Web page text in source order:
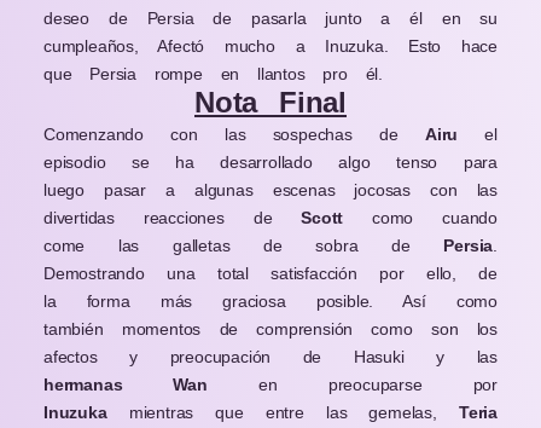
deseo de Persia de pasarla junto a él en su
cumpleaños, Afectó mucho a Inuzuka. Esto hace
que Persia rompe en llantos pro él.
Nota Final
Comenzando con las sospechas de Airuel
episodio se ha desarrollado algo tenso para
luego pasar a algunas escenas jocosas con las
divertidas reacciones deScottcomo cuando
come las galletas de sobra de Persia
Demostrando una total satisfacción por ello, de
la forma más graciosa posible. Así como
también momentos de comprensión como son los
afectos y preocupación de Hasuki y las
hermanas Wan en preocuparse por
Inuzukamientras que entre las gemelas, Teria